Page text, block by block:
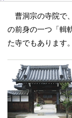
曹洞宗の寺院で
の前身の一つ「輯
た寺でもあります。